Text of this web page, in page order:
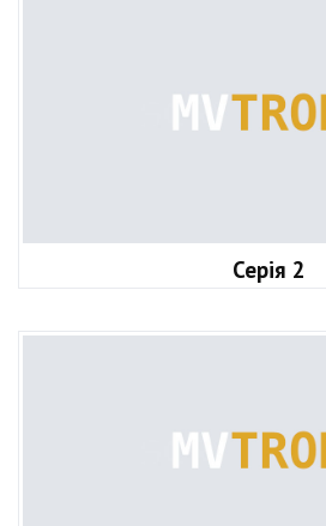
Серія 2